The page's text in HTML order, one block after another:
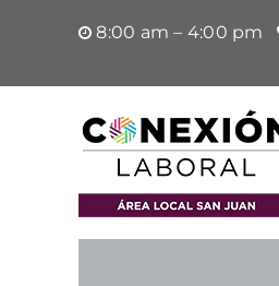
8:00 am – 4:00 pm